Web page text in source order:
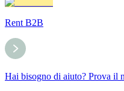
Rent B2B
Hai bisogno di aiuto? Prova il